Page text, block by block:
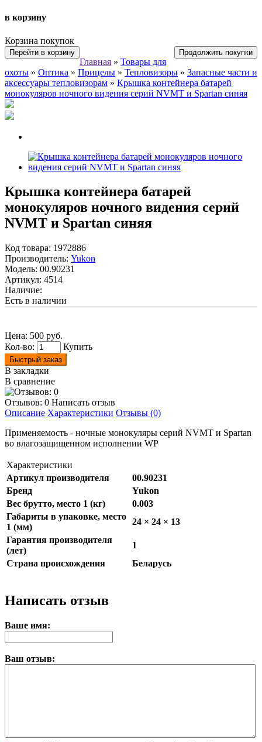
в корзину
Корзина покупок
Перейти в корзину Продолжить покупки
Главная » Товары для
охоты » Оптика » Прицелы » Тепловизоры » Запасные части и
аксессуары тепловизорам » Крышка контейнера батарей
монокуляров ночного видения серий NVMT и Spartan синяя
Крышка контейнера батарей
монокуляров ночного видения серий
NVMT и Spartan синяя
Код товара: 1972886
Производитель: Yukon
Модель: 00.90231
Артикул: 4514
Наличие:
Есть в наличии
Цена: 500 руб.
Кол-во:
Купить
Быстрый заказ
В закладки
В сравнение
Отзывов: 0 Написать отзыв
Описание Характеристики Отзывы (0)
Применяемость - ночные монокуляры серий NVMT и Spartan
во влагозащищенном исполнении WP
Характеристики
Артикул производителя
00.90231
Бренд
Yukon
Вес брутто, место 1 (кг)
0.003
Габариты в упаковке, место
1 (мм)
24 × 24 × 13
Гарантия производителя
(лет)
1
Страна происхождения
Беларусь
Написать отзыв
Ваше имя:
Ваш отзыв: